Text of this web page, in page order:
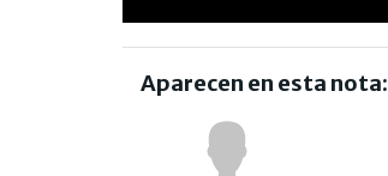
Aparecen en esta nota: